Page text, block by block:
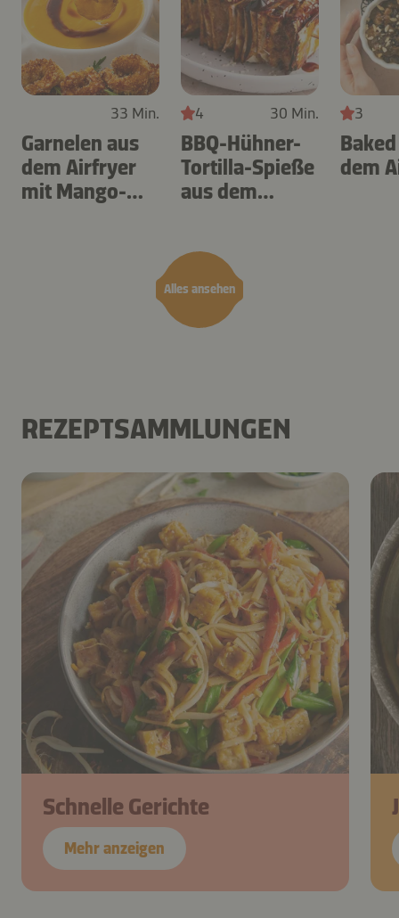
Alles ansehen
33 Min.
Garnelen aus
dem Airfryer
mit Mango-
4 30 Min.
BBQ-Hühner-
Tortilla-Spieße
aus dem
3
dem
REZEPTSAMMLUNGEN
Schnelle Gerichte
Mehr anzeigen